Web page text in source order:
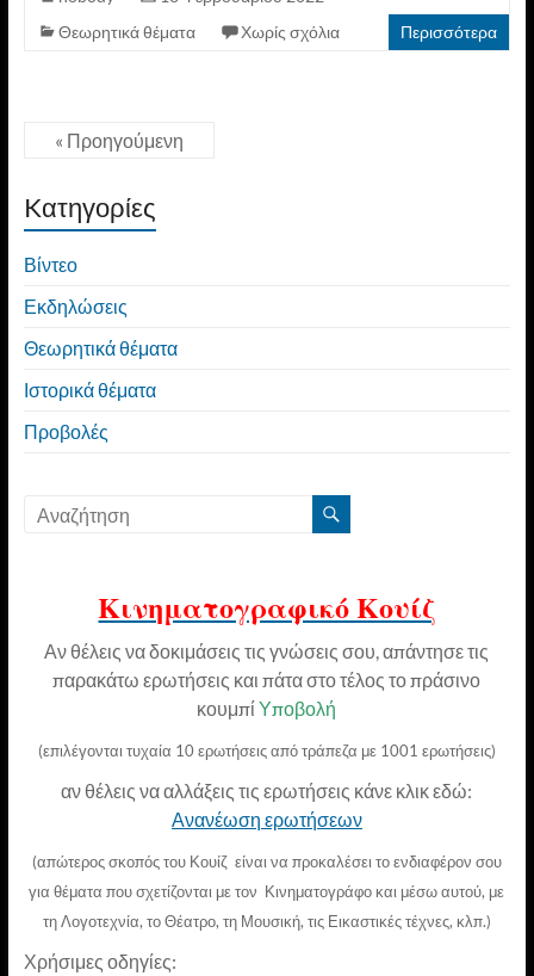
Θεωρητικά θέματα
Χωρίς σχόλια Περισσότερα
« Προηγούμενη
Kατηγορίες
Βίντεο
Εκδηλώσεις
Θεωρητικά θέματα
Ιστορικά θέματα
Προβολές
Κινηματογραφικό Κουίζ
Αν θέλεις να δοκιμάσεις τις γνώσεις σου, απάντησε τις
παρακάτω ερωτήσεις και πάτα στο τέλος το πράσινο
κουμπίΥποβολή
(επιλέγονται τυχαία 10 ερωτήσεις από τράπεζα με 1001 ερωτήσεις)
αν θέλεις να αλλάξεις τις ερωτήσεις κάνε κλικ εδώ:
Ανανέωση ερωτήσεων
(απώτερος σκοπός του Κουίζ είναι να προκαλέσει το ενδιαφέρον σου
για θέματα που σχετίζονται με τον Κινηματογράφο και μέσω αυτού, με
τη Λογοτεχνία, το Θέατρο, τη Μουσική, τις Εικαστικές τέχνες, κλπ.)
Χρήσιμες οδηγίες: